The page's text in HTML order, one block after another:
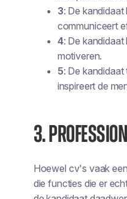
3: De
communiceert
4: De
motiveren.
5: De
inspireert de
3.
Hoewel cv's vaak
die functies die er